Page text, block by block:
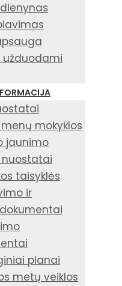
užduodami
mokyklos
jaunimo
taisyklės
ir
planai
metų veiklos